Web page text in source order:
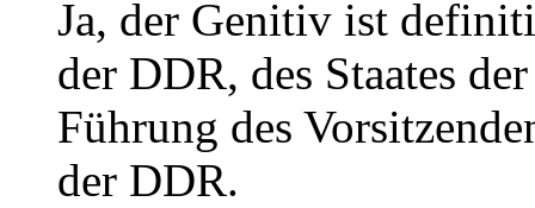
Ja, der Genitiv ist
der DDR, des Staates
Führung des
der DDR.